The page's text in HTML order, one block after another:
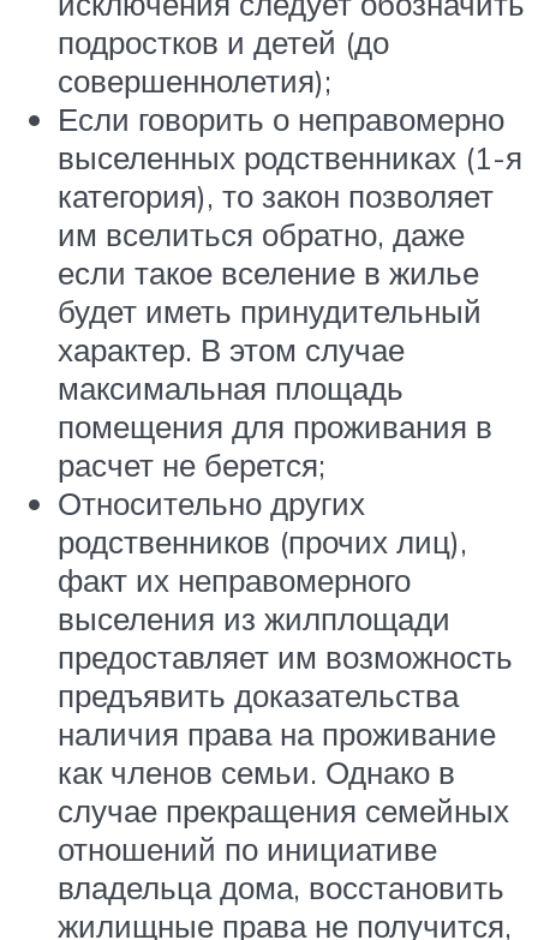
подростков и детей (до
совершеннолетия);
Если говорить о неправомерно
выселенных родственниках (1-я
категория), то закон позволяет
им вселиться обратно, даже
если такое вселение в жилье
будет иметь принудительный
характер. В этом случае
максимальная площадь
помещения для проживания в
расчет не берется;
Относительно других
родственников (прочих лиц),
факт их неправомерного
выселения из жилплощади
предоставляет им возможность
предъявить доказательства
наличия права на проживание
как членов семьи. Однако в
случае прекращения семейных
отношений по инициативе
владельца дома, восстановить
жилищные права не получится,